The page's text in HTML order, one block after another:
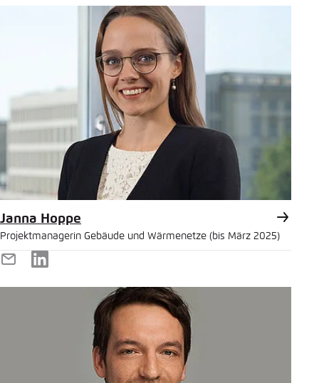
Janna Hoppe
Projektmanagerin Gebäude und Wärmenetze (bis März 2025)
E-
Mail
LinkedIn